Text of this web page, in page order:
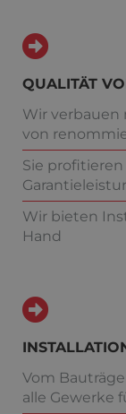
QUALITÄT
Wir
von
Sie
Wir bieten
Hand
Vom
alle Gewerke